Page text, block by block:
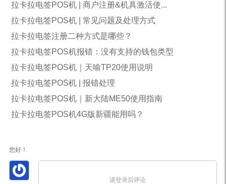
拉卡拉电签POS机 | 商户注册&机具激活使...
拉卡拉电签POS机 | 常见问题及处理方式
拉卡拉电签注册二种方式是哪些？
拉卡拉电签POS机报错：没有支持的钱包类型
拉卡拉电签POS机｜天喻TP20使用说明
拉卡拉电签POS机 | 报错处理
拉卡拉电签POS机｜新大陆ME50使用指南
拉卡拉电签POS机4G版新疆能用吗？
您好！
请登录后评论